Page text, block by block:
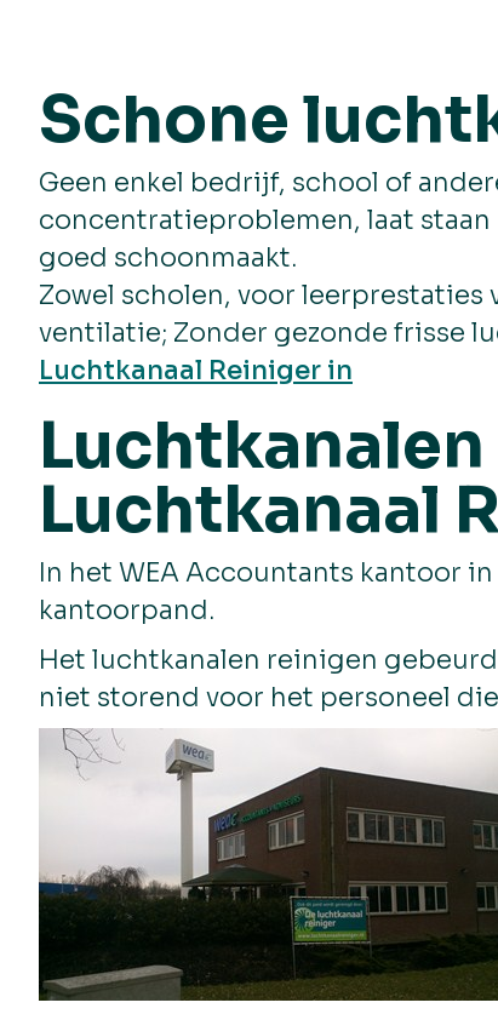
Schone
Geen enkel bedrijf, school of
concentratieproblemen, laat
goed schoonmaakt.
Zowel scholen, voor
ventilatie; Zonder gezonde frisse
Luchtkanaal Reiniger in
Luchtkanaal
In het WEA Accountants kantoor
kantoorpand.
Het luchtkanalen reinigen
niet storend voor het personeel